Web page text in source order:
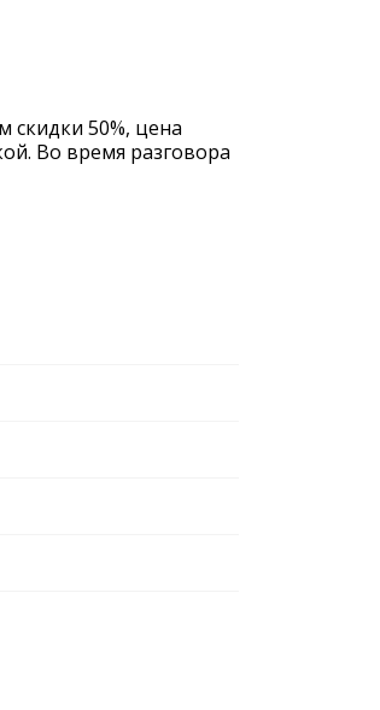
скидки 50%, цена
Во время разговора